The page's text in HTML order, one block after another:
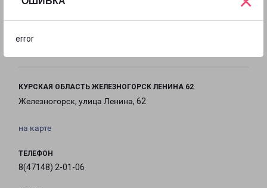
error
18:00
КУРСКАЯ ОБЛАСТЬ ЖЕЛЕЗНОГОРСК ЛЕНИНА 62
Железногорск, улица Ленина, 62
на карте
ТЕЛЕФОН
8(47148) 2-01-06